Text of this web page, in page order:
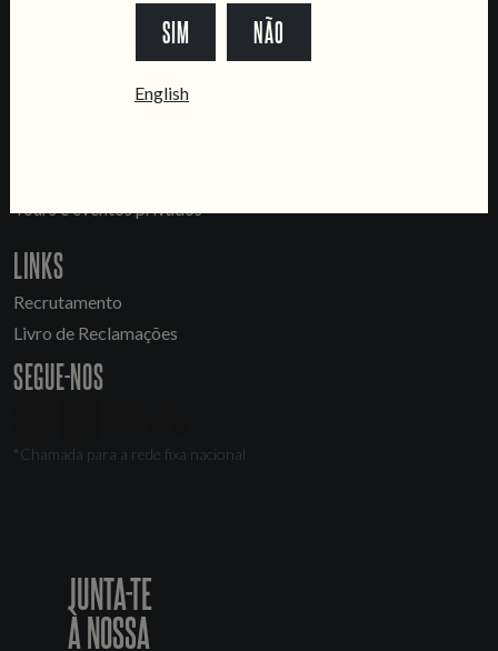
Intendente Taproom
CONTACTA-NOS
Tours e eventos privados
LINKS
Recrutamento
Livro de Reclamações
SEGUE-NOS
*Chamada para a rede fixa nacional
JUNTA-TE
À NOSSA
SIM NÃO
English